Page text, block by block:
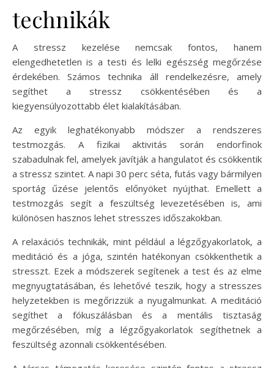
technikák
A stressz kezelése nemcsak fontos, hanem
elengedhetetlen is a testi és lelki egészség megőrzése
érdekében. Számos technika áll rendelkezésre, amely
segíthet a stressz csökkentésében és a
kiegyensúlyozottabb élet kialakításában.
Az egyik leghatékonyabb módszer a rendszeres
testmozgás. A fizikai aktivitás során endorfinok
szabadulnak fel, amelyek javítják a hangulatot és csökkentik
a stressz szintet. A napi 30 perc séta, futás vagy bármilyen
sportág űzése jelentős előnyöket nyújthat. Emellett a
testmozgás segít a feszültség levezetésében is, ami
különösen hasznos lehet stresszes időszakokban.
A relaxációs technikák, mint például a légzőgyakorlatok, a
meditáció és a jóga, szintén hatékonyan csökkenthetik a
stresszt. Ezek a módszerek segítenek a test és az elme
megnyugtatásában, és lehetővé teszik, hogy a stresszes
helyzetekben is megőrizzük a nyugalmunkat. A meditáció
segíthet a fókuszálásban és a mentális tisztaság
megőrzésében, míg a légzőgyakorlatok segíthetnek a
feszültség azonnali csökkentésében.